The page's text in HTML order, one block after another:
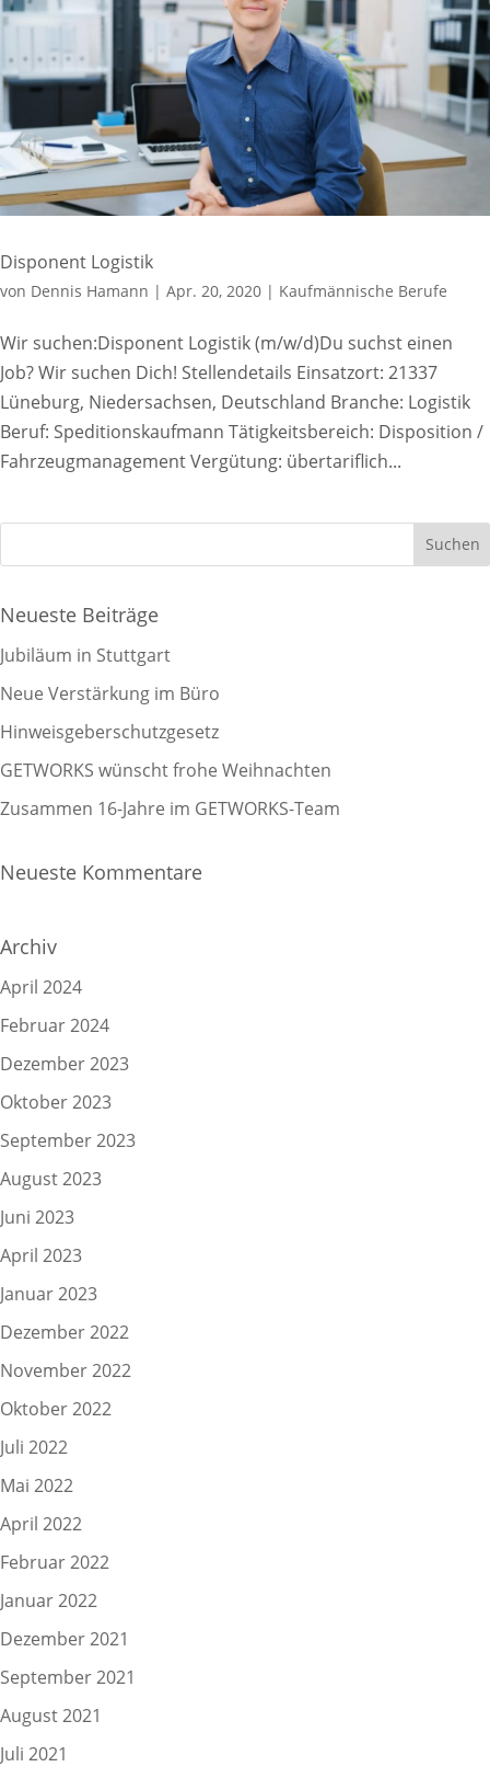
Disponent Logistik
von Dennis Hamann | Apr. 20, 2020 | Kaufmännische Berufe
Wir suchen:Disponent Logistik (m/w/d)Du suchst einen
Job? Wir suchen Dich! Stellendetails Einsatzort: 21337
Lüneburg, Niedersachsen, Deutschland Branche: Logistik
Beruf: Speditionskaufmann Tätigkeitsbereich: Disposition /
Fahrzeugmanagement Vergütung: übertariflich...
Neueste Beiträge
Jubiläum in Stuttgart
Neue Verstärkung im Büro
Hinweisgeberschutzgesetz
GETWORKS wünscht frohe Weihnachten
Zusammen 16-Jahre im GETWORKS-Team
Neueste Kommentare
Archiv
April 2024
Februar 2024
Dezember 2023
Oktober 2023
September 2023
August 2023
Juni 2023
April 2023
Januar 2023
Dezember 2022
November 2022
Oktober 2022
Juli 2022
Mai 2022
April 2022
Februar 2022
Januar 2022
Dezember 2021
September 2021
August 2021
Juli 2021